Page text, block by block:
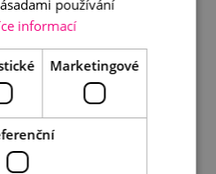
DO KOŠÍKU
používání
informací
Marketingové